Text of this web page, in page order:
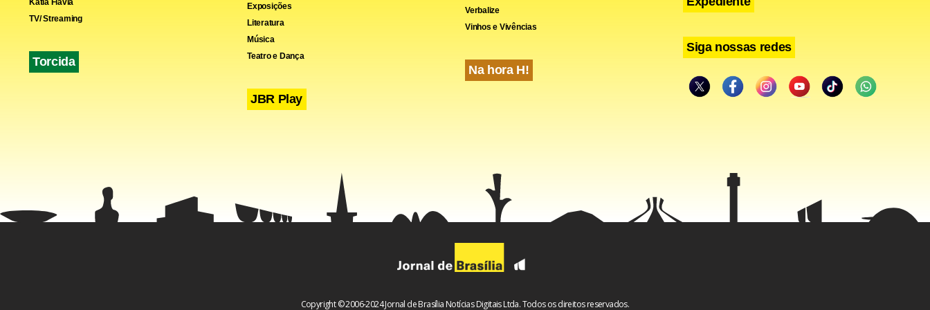
Kátia Flávia
TV/ Streaming
Torcida
Exposições
Literatura
Música
Teatro e Dança
JBR Play
Verbalize
Vinhos e Vivências
Na hora H!
Siga nossas redes
Copyright © 2006-2024 Jornal de Brasília Notícias Digitais Ltda. Todos os direitos reservados.